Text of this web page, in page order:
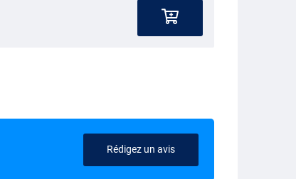
Rédigez un avis